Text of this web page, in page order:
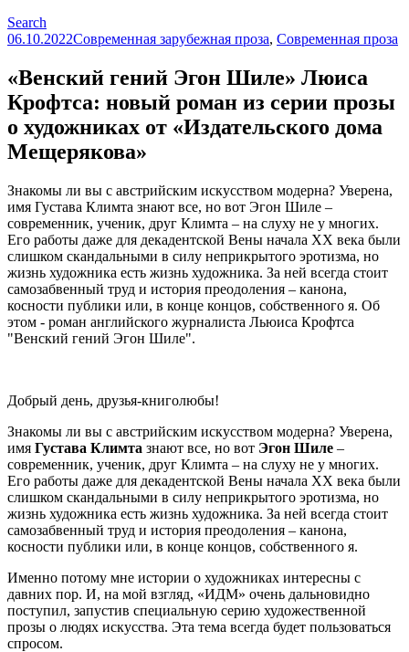
Search
06.10.2022Современная зарубежная проза, Современная проза
«Венский гений Эгон Шиле» Люиса
Крофтса: новый роман из серии прозы
о художниках от «Издательского дома
Мещерякова»
Знакомы ли вы с австрийским искусством модерна? Уверена,
имя Густава Климта знают все, но вот Эгон Шиле –
современник, ученик, друг Климта – на слуху не у многих.
Его работы даже для декадентской Вены начала ХХ века были
слишком скандальными в силу неприкрытого эротизма, но
жизнь художника есть жизнь художника. За ней всегда стоит
самозабвенный труд и история преодоления – канона,
косности публики или, в конце концов, собственного я. Об
этом - роман английского журналиста Льюиса Крофтса
"Венский гений Эгон Шиле".
Добрый день, друзья-книголюбы!
Знакомы ли вы с австрийским искусством модерна? Уверена,
имя Густава Климта знают все, но вот Эгон Шиле –
современник, ученик, друг Климта – на слуху не у многих.
Его работы даже для декадентской Вены начала ХХ века были
слишком скандальными в силу неприкрытого эротизма, но
жизнь художника есть жизнь художника. За ней всегда стоит
самозабвенный труд и история преодоления – канона,
косности публики или, в конце концов, собственного я.
Именно потому мне истории о художниках интересны с
давних пор. И, на мой взгляд, «ИДМ» очень дальновидно
поступил, запустив специальную серию художественной
прозы о людях искусства. Эта тема всегда будет пользоваться
спросом.